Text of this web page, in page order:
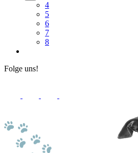
4
5
6
7
8
Folge uns!